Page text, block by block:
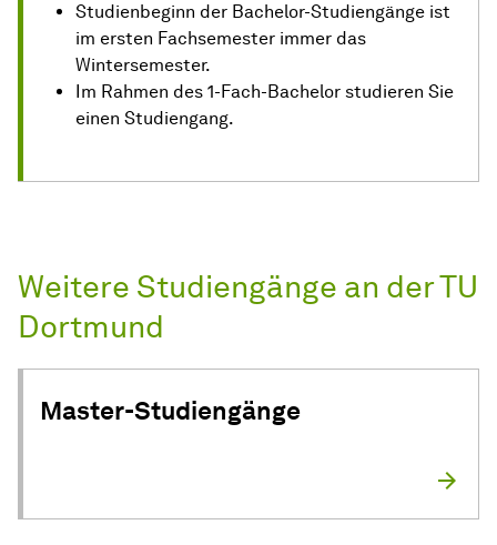
Studienbeginn der Bachelor-Studiengänge ist
im ersten Fachsemester immer das
Wintersemester.
Im Rahmen des 1-Fach-Bachelor studieren Sie
einen Studiengang.
Weitere Studiengänge an der TU
Dortmund
Master-Studiengänge